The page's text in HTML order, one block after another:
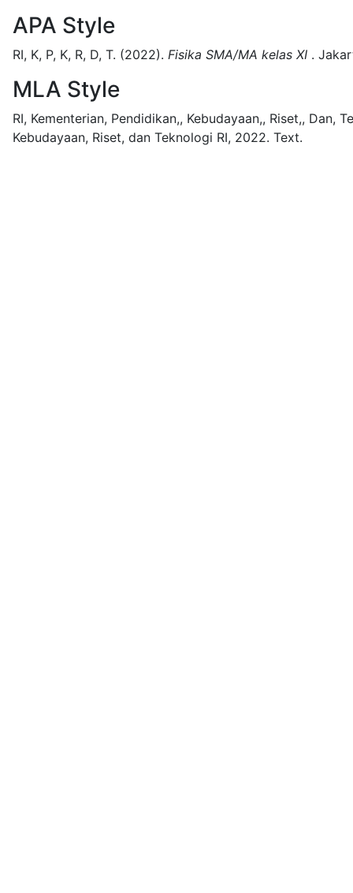
APA Style
RI, K, P, K, R, D, T. (2022). Fisika SMA/MA kelas XI .
MLA Style
RI, Kementerian, Pendidikan,, Kebudayaan,, Riset,, Dan,
Kebudayaan, Riset, dan Teknologi RI, 2022. Text.